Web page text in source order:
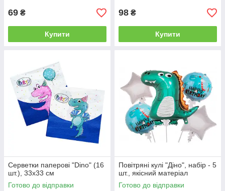
69 ₴
Купити
98 ₴
Купити
Серветки паперові "Dino" (16
шт.), 33х33 см
Готово до відправки
Повітряні кулі "Діно", набір - 5
шт., якісний матеріал
Готово до відправки